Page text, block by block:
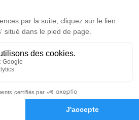
Hommages
Je rends hommage
d'Arthon